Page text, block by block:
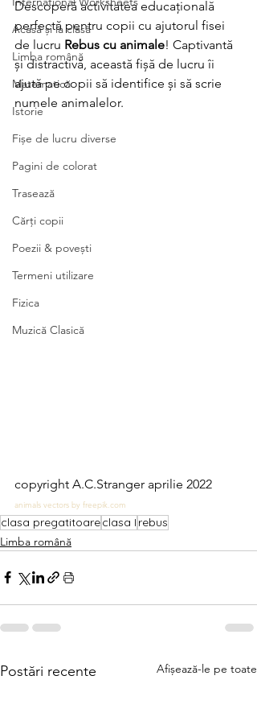
Acasă și la clasă
Limba română
Matematică
Istorie
Fișe de lucru diverse
Pagini de colorat
Trasează
Cărți copii
Poezii & povești
Termeni utilizare
Fizica
Muzică Clasică
Descoperă activitatea educațională
perfectă pentru copii cu ajutorul fisei
de lucru Rebus cu animale! Captivantă
și distractivă, această fișă de lucru îi
ajută pe copii să identifice și să scrie
numele animalelor.
copyright A.C.Stranger aprilie 2022
animals vectors by freepik.com
clasa pregatitoareclasa I rebus
Limba română
Postări recente Afișează-le pe toate